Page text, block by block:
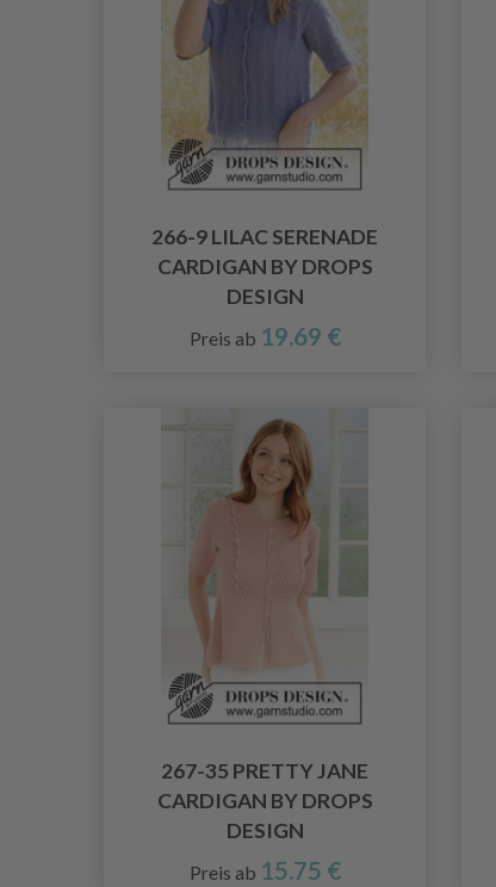
266-9 LILAC SERENADE
CARDIGAN BY DROPS
DESIGN
Preis ab 19.69 €
267-35 PRETTY JANE
CARDIGAN BY DROPS
DESIGN
Preis ab 15.75 €